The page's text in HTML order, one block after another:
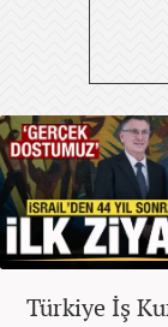
Türkiye İş